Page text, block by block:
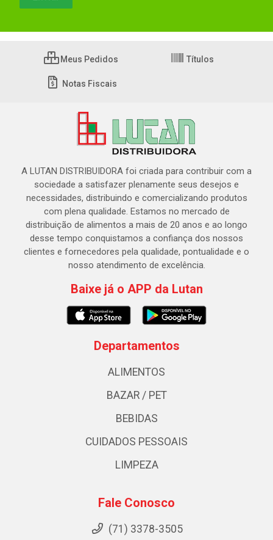
Meus Pedidos Títulos
Notas Fiscais
A LUTAN DISTRIBUIDORA foi criada para contribuir com a
sociedade a satisfazer plenamente seus desejos e
necessidades, distribuindo e comercializando produtos
com plena qualidade. Estamos no mercado de
distribuição de alimentos a mais de 20 anos e ao longo
desse tempo conquistamos a confiança dos nossos
clientes e fornecedores pela qualidade, pontualidade e o
nosso atendimento de excelência.
Baixe já o APP da Lutan
Departamentos
ALIMENTOS
BAZAR / PET
BEBIDAS
CUIDADOS PESSOAIS
LIMPEZA
Fale Conosco
(71) 3378-3505